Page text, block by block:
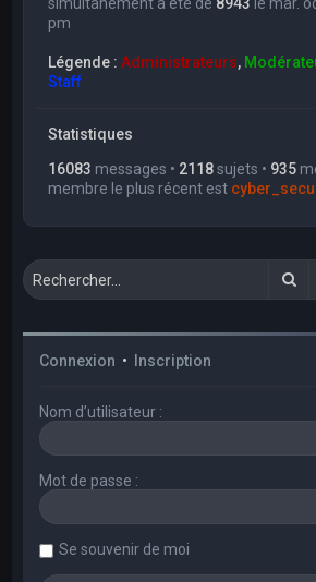
pm
Légende :Administrateurs,
Staff
Statistiques
16083 messages • 2118sujets • 935
membre le plus récent est
Connexion • Inscription
Nom d’utilisateur :
Mot de passe :
Se souvenir de moi